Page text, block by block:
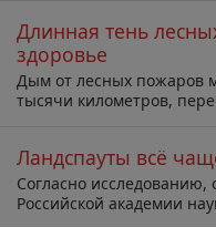
Длинная тень
здоровье
Дым от лесных пожаров
тысячи километров,
Ландспауты всё
Согласно исследованию,
Российской академии